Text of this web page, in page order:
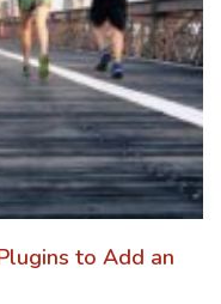
to Add an